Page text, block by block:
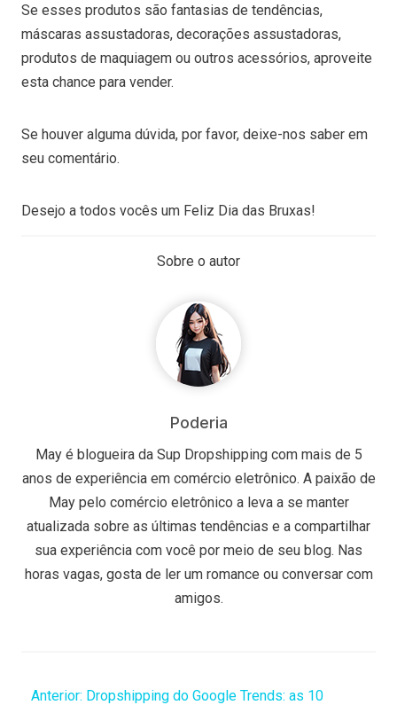
Se esses produtos são fantasias de tendências,
máscaras assustadoras, decorações assustadoras,
produtos de maquiagem ou outros acessórios, aproveite
esta chance para vender.
Se houver alguma dúvida, por favor, deixe-nos saber em
seu comentário.
Desejo a todos vocês um Feliz Dia das Bruxas!
Sobre o autor
Poderia
May é blogueira da Sup Dropshipping com mais de 5
anos de experiência em comércio eletrônico. A paixão de
May pelo comércio eletrônico a leva a se manter
atualizada sobre as últimas tendências e a compartilhar
sua experiência com você por meio de seu blog. Nas
horas vagas, gosta de ler um romance ou conversar com
amigos.
Anterior: Dropshipping do Google Trends: as 10